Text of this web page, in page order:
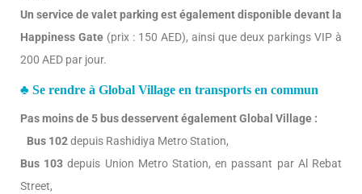
Un service de valet parking est également disponible devant la
Happiness Gate (prix : 150 AED), ainsi que deux parkings VIP à
200 AED par jour.
♣ Se rendre à Global Village en transports en commun
Pas moins de 5 bus desservent également Global Village :
Bus 102depuis Rashidiya Metro Station,
Bus 103depuis Union Metro Station, en passant par Al Rebat
Street,